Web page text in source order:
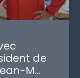
de
M…